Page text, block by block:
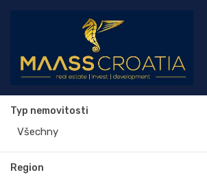
Typ nemovitosti
Všechny
Region